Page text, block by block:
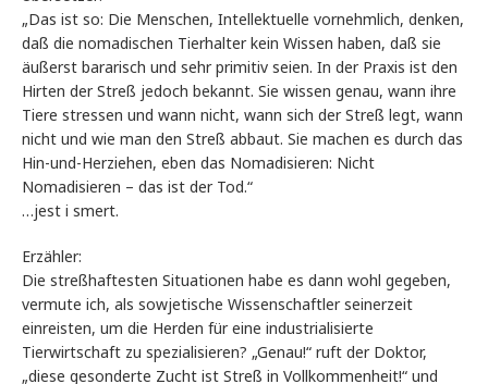
„Das ist so: Die Menschen, Intellektuelle vornehmlich, denken,
daß die nomadischen Tierhalter kein Wissen haben, daß sie
äußerst bararisch und sehr primitiv seien. In der Praxis ist den
Hirten der Streß jedoch bekannt. Sie wissen genau, wann ihre
Tiere stressen und wann nicht, wann sich der Streß legt, wann
nicht und wie man den Streß abbaut. Sie machen es durch das
Hin-und-Herziehen, eben das Nomadisieren: Nicht
Nomadisieren – das ist der Tod.“
…jest i smert.
Erzähler:
Die streßhaftesten Situationen habe es dann wohl gegeben,
vermute ich, als sowjetische Wissenschaftler seinerzeit
einreisten, um die Herden für eine industrialisierte
Tierwirtschaft zu spezialisieren? „Genau!“ ruft der Doktor,
„diese gesonderte Zucht ist Streß in Vollkommenheit!“ und